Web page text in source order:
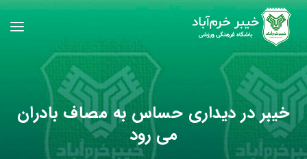
خیبر در دیداری حساس به مصاف بادران
می رود